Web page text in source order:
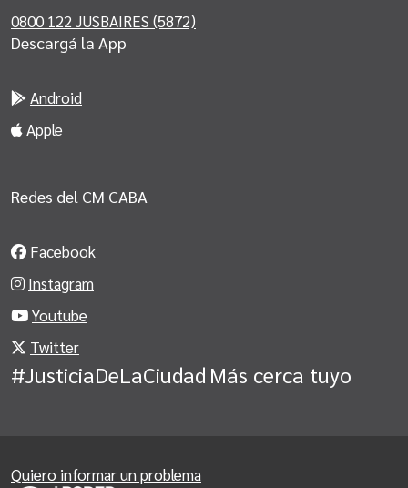
0800 122 JUSBAIRES (5872)
Descargá la App
Android
Apple
Redes del CM CABA
Facebook
Instagram
Youtube
Twitter
#JusticiaDeLaCiudad Más cerca tuyo
Quiero informar un problema